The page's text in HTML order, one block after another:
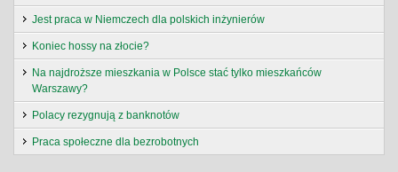
Jest praca w Niemczech dla polskich inżynierów
Koniec hossy na złocie?
Na najdroższe mieszkania w Polsce stać tylko mieszkańców
Warszawy?
Polacy rezygnują z banknotów
Praca społeczne dla bezrobotnych